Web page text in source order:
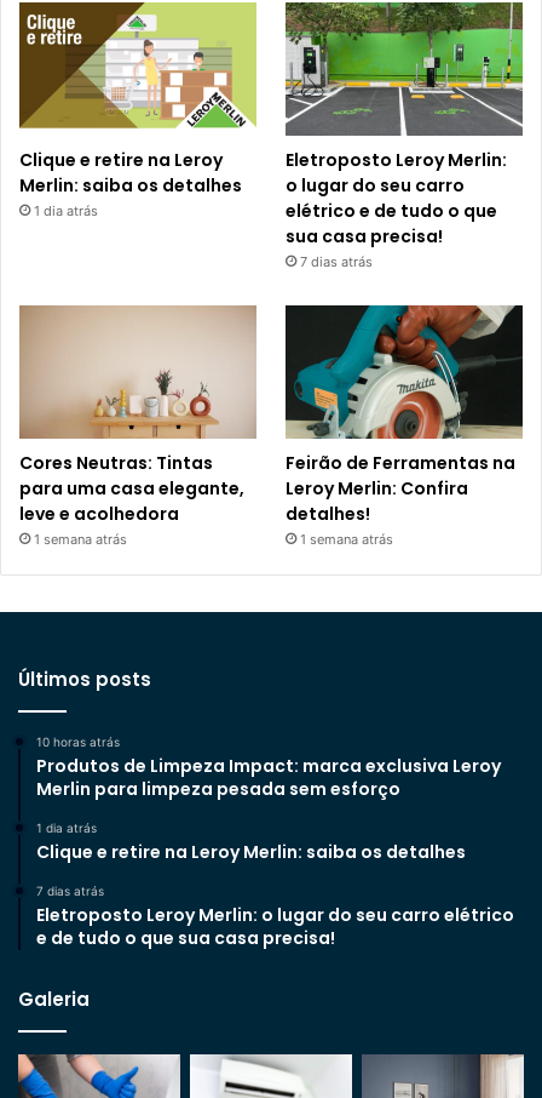
Clique e retire na Leroy
Merlin: saiba os detalhes
1 dia atrás
Eletroposto Leroy Merlin:
o lugar do seu carro
elétrico e de tudo o que
sua casa precisa!
7 dias atrás
Cores Neutras: Tintas
para uma casa elegante,
leve e acolhedora
1 semana atrás
Feirão de Ferramentas na
Leroy Merlin: Confira
detalhes!
1 semana atrás
Últimos posts
10 horas atrás
Produtos de Limpeza Impact: marca exclusiva Leroy
Merlin para limpeza pesada sem esforço
1 dia atrás
Clique e retire na Leroy Merlin: saiba os detalhes
7 dias atrás
Eletroposto Leroy Merlin: o lugar do seu carro elétrico
e de tudo o que sua casa precisa!
Galeria